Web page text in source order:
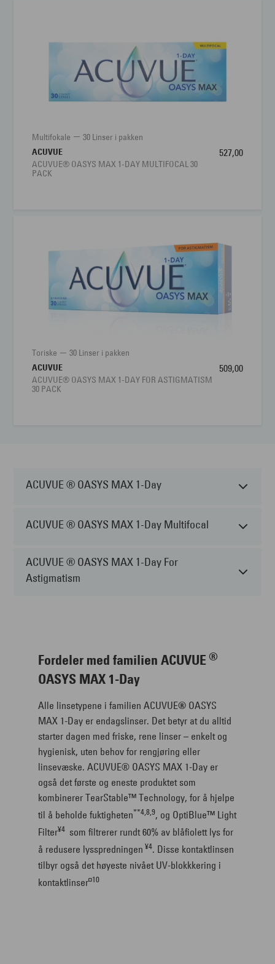
Multifokale
30 Linser i pakken
ACUVUE
ACUVUE® OASYS MAX 1-DAY MULTIFOCAL 30
PACK
527,00
Toriske
30 Linser i pakken
ACUVUE
ACUVUE® OASYS MAX 1-DAY FOR ASTIGMATISM
30 PACK
509,00
ACUVUE ® OASYS MAX 1-Day
ACUVUE ® OASYS MAX 1-Day Multifocal
ACUVUE ® OASYS MAX 1-Day For
Astigmatism
Fordeler med familien ACUVUE®
OASYS MAX 1-Day
Alle linsetypene i familien ACUVUE® OASYS
MAX 1-Day er endagslinser. Det betyr at du alltid
starter dagen med friske, rene linser – enkelt og
hygienisk, uten behov for rengjøring eller
linsevæske. ACUVUE® OASYS MAX 1-Day er
også det første og eneste produktet som
kombinerer TearStable™ Technology, for å hjelpe
til å beholde fuktigheten**4,8,9, og OptiBlue™ Light
Filter¥4 som filtrerer rundt 60% av blåfiolett lys for
å redusere lysspredningen ¥4. Disse kontaktlinsen
tilbyr også det høyeste nivået UV-blokkkering i
kontaktlinser¤10